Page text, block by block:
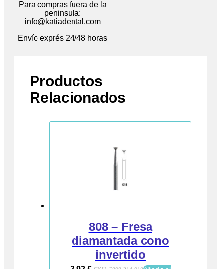
Para compras fuera de la
peninsula:
info@katiadental.com
Envío exprés 24/48 horas
Productos
Relacionados
808 – Fresa
diamantada cono
invertido